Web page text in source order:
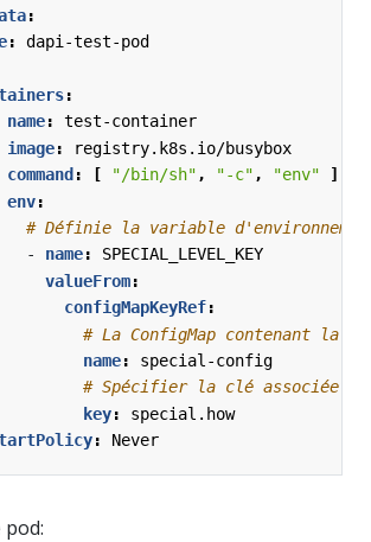
:
:
dapi-test-pod
:
name:
test-container
image:
registry.k8s.io/busybox
command : [ "/bin/sh", "-c", "env"
]
env:
# Définie la variable
- name:
SPECIAL_LEVEL_KEY
valueFrom:
configMapKeyRef:
# La ConfigMap contenant la
name:
special-config
# Spécifier la clé associée à
key:
special.how
: Never
pod: